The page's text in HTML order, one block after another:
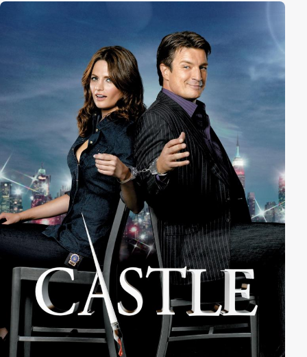
Lügen und E-Mail-Betrug sollen sie ans Ziel ihrer
der Hochzeit scheint Michael langsam weich zu